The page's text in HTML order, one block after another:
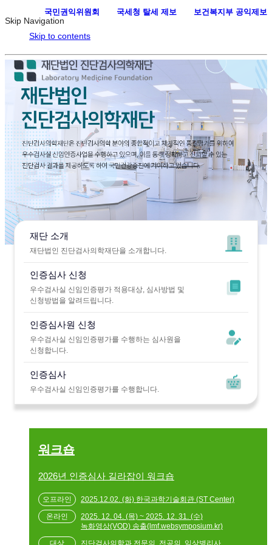
Skip Navigation
Skip to contents
재단 소개
재단법인 진단검사의학재단을 소개합니다.
인증심사 신청
우수검사실 신임인증평가 적용대상, 심사방법 및
신청방법을 알려드립니다.
인증심사원 신청
우수검사실 신임인증평가를 수행하는 심사원을
신청합니다.
인증심사
우수검사실 신임인증평가를 수행합니다.
워크숍
2026년 인증심사 길라잡이 워크숍
2025.12.02. (화) 한국과학기술회관 (ST Center)
2025. 12. 04. (목) ~ 2025. 12. 31. (수)
녹화영상(VOD) 송출(lmf.websymposium.kr)
국민권익위원회 국세청 탈세 제보 보건복지부 공익제보